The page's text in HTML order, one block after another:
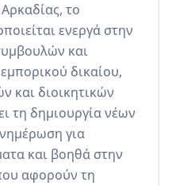
το
ενεργά στην
και
δικαίου,
και διοικητικών
τη δημιουργία νέων
για
και βοηθά στην
αφορούν τη